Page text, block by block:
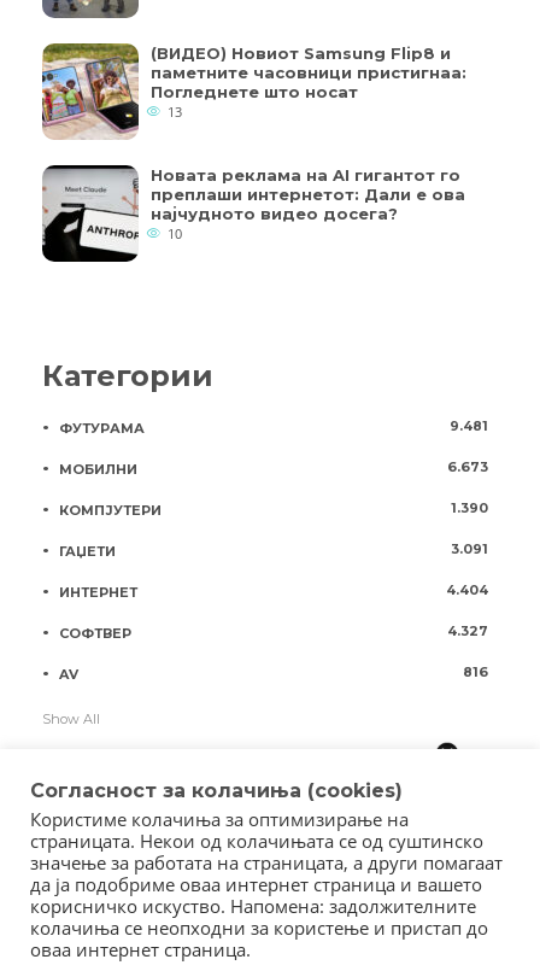
(ВИДЕО) Новиот Samsung Flip8 и
паметните часовници пристигнаа:
Погледнете што носат
13
Новата реклама на AI гигантот го
преплаши интернетот: Дали е ова
најчудното видео досега?
10
Категории
ФУТУРАМА 9.481
МОБИЛНИ 6.673
КОМПЈУТЕРИ 1.390
ГАЏЕТИ 3.091
ИНТЕРНЕТ 4.404
СОФТВЕР 4.327
AV 816
Show All
Copyright © 2018 - Member of IAB Macedonia
Согласност за колачиња (cookies)
Користиме колачиња за оптимизирање на
страницата. Некои од колачињата се од суштинско
значење за работата на страницата, а други помагаат
да ја подобриме оваа интернет страница и вашето
корисничко искуство. Напомена: задолжителните
колачиња се неопходни за користење и пристап до
оваа интернет страница.